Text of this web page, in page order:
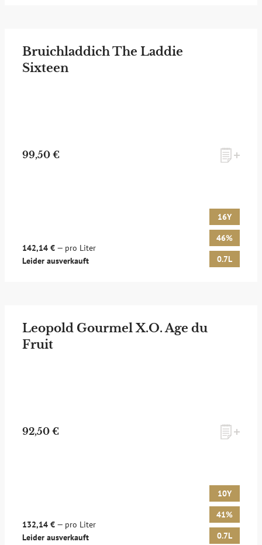
Bruichladdich The Laddie
Sixteen
99,50 €
142,14 € — pro Liter
Leider ausverkauft
16Y
46%
0.7L
Leopold Gourmel X.O. Age du
Fruit
92,50 €
132,14 € — pro Liter
Leider ausverkauft
10Y
41%
0.7L
Möchten Sie ein für Newsletter-Abonnenten exklusives
auf dem Laufenden gehalten werden? Dann melden Sie sich